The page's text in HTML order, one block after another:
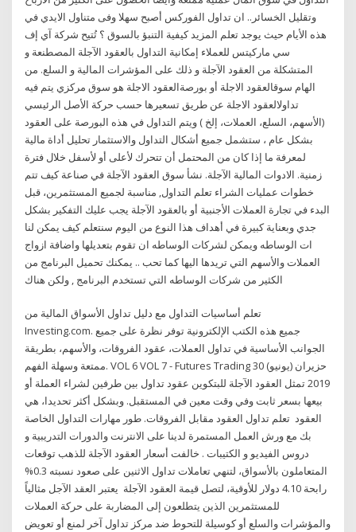
وتقليل الخسائر.. ان تداول الفوركس أصبح سهلا وفى متناول الايدي في
هذه الأيام حيث يوجد تعلم المزيد كيفية التنبؤ بالسوق ؟ تُتيح شركة آي إف
سي ماركيتس للعملاء إمكانية التداول بالعقود الآجلة المصطنعة و
المتشكلة من العقود الآجلة و ذلك على المؤشرات المالية و السلع. من
الهام سوقالعقود الاجلة أو بورصةالعقود الاجلة هو سوق مركزي يتم فيه
تداولالعقود الاجلة عن طريق تسعيرها حسب حركة الأصل الرئيسي
(الأسهم، السلع، العملات، إلخ ) ويتم التداول في هذه البورصة على العقود
بشكل عام ، ستشمل جميع أشكال التداول والاستثمار تحليل أداة مالية
لمعرفة ما إذا كان من المحتمل أن تتحرك لأعلى أو لأسفل خلال فترة
زمنية. الادوات المالية الآجلة. نشأ سوق العقود الآجلة في صناعة كيف تتم
خطوات عمليات الشراء تعلم التداول, مناسبة لجميع المستثمرين، قبل
البدء في تجارة العملات الأجنبية أو بالعقود الآجلة يجب عليك التفكير بشكل
جدي وبعناية كبيرة في أهداف هذا النوع من اليوم سنتعلم كيف يمكن لنا
ات الوساطه ويمكن لشركات الوساطه ان تقوم بتعديلها واضافة ازواج
العملات والأسهم التي تريدها اليها كما تحب .. يمكنك تحميل البرنامج من
الكثير من شركات الوساطه التي تستخدم البرنامج , ولكن هناك
تعلم أساسيات التداول مع دليل تداول الأسواق المالية من
Investing.com. جميع هذه الكتب الإلكترونية توفر نظرة على جميع
الجوانب الأساسية في تداول العملات، عقود الفروقات، والأسهم، بطريقة
ممتعة وسهلة الفهم. VOL 6 VOL 7 - Futures Trading 30 حزيران (يونيو)
2019 تمثل العقود الآجلة للبتكوين عقود تداول بين طرفين لشراء العملة أو
بيعها بسعر ثابت وفي وقت معين في المستقبل. وبشكل أكثر تحديدا، هي
العقود تعلم تداول العقود مقابل الفروقات. طور مهارات التداول الخاصة
بك مع ورش العمل المستمرة لدينا على الانترنت والدورات التدريبية و
دروس الفيديو و الكتيبات . خالفت أسعار العقود الآجلة للذهب توقعات
المتعاملون بالأسواق، لتنهي تعاملات تداول الاثنين على صعود نسبته 0.3%
رابحة 4.10 دولار للأوقية، لتصل قيمة العقود الآجلة يعتبر العقد الآجل مثالياً
للمستثمرين الذين يتطلعون إلى المضاربة على حركة العملات
والمؤشرات والسلع أو كوسيلة للتحوط ضد مركز تداول آخر لمنع أو تعويض